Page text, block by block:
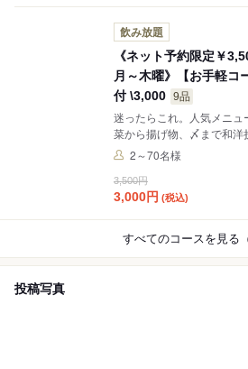
飲み放題
《ネット予約限定￥
月～木曜》【お手軽コ
付 \3,000 9品
迷ったらこれ。人気メニュ
菜から揚げ物、〆まで和洋
い世代におすすめです。 会社宴会や歓送迎会、友人同士
￥3,500（税込）のところ
のご提供！ ※飲み放題なしの【お料理のみコース】はお
付けください。
2～70名様
3,500円
3,000円 (税込)
すべてのコースを見る
投稿写真